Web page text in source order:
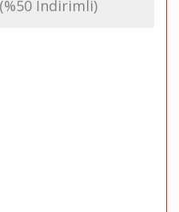
İndirimli)